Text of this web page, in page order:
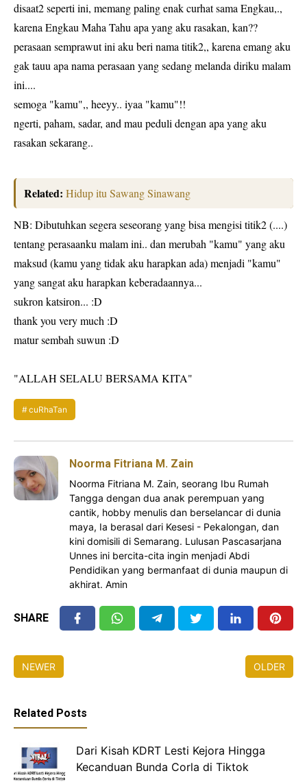
disaat2 seperti ini, memang paling enak curhat sama Engkau,.,
karena Engkau Maha Tahu apa yang aku rasakan, kan??
perasaan semprawut ini aku beri nama titik2,, karena emang aku
gak tauu apa nama perasaan yang sedang melanda diriku malam
ini....
semoga "kamu",, heeyy.. iyaa "kamu"!!
ngerti, paham, sadar, and mau peduli dengan apa yang aku
rasakan sekarang..
Related: Hidup itu Sawang Sinawang
NB: Dibutuhkan segera seseorang yang bisa mengisi titik2 (....)
tentang perasaanku malam ini.. dan merubah "kamu" yang aku
maksud (kamu yang tidak aku harapkan ada) menjadi "kamu"
yang sangat aku harapkan keberadaannya...
sukron katsiron... :D
thank you very much :D
matur sembah suwun :D
"ALLAH SELALU BERSAMA KITA"
cuRhaTan
Noorma Fitriana M. Zain
Noorma Fitriana M. Zain, seorang Ibu Rumah
Tangga dengan dua anak perempuan yang
cantik, hobby menulis dan berselancar di dunia
maya, Ia berasal dari Kesesi - Pekalongan, dan
kini domisili di Semarang. Lulusan Pascasarjana
Unnes ini bercita-cita ingin menjadi Abdi
Pendidikan yang bermanfaat di dunia maupun di
akhirat. Amin
SHARE
NEWER OLDER
Related Posts
Dari Kisah KDRT Lesti Kejora Hingga
Kecanduan Bunda Corla di Tiktok